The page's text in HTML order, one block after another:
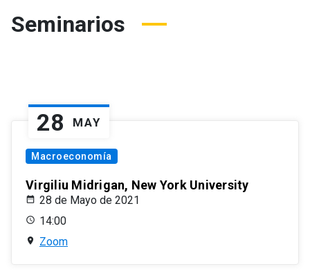
Seminarios
28 MAY
Macroeconomía
Virgiliu Midrigan, New York University
28 de Mayo de 2021
14:00
Zoom